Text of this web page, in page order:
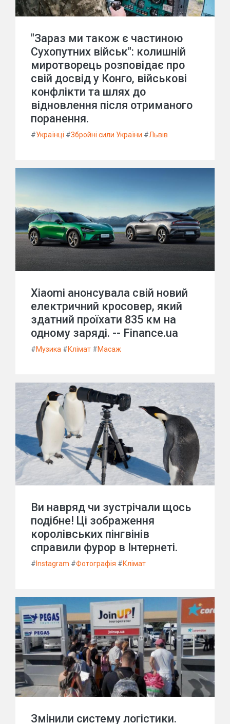
"Зараз ми також є частиною
Сухопутних військ": колишній
миротворець розповідає про
свій досвід у Конго, військові
конфлікти та шлях до
відновлення після отриманого
поранення.
#Українці #Збройні сили України #Львів
Xiaomi анонсувала свій новий
електричний кросовер, який
здатний проїхати 835 км на
одному заряді. -- Finance.ua
#Музика #Клімат #Масаж
Ви навряд чи зустрічали щось
подібне! Ці зображення
королівських пінгвінів
справили фурор в Інтернеті.
# Instagram #Фотографія #Клімат
Змінили систему логістики.